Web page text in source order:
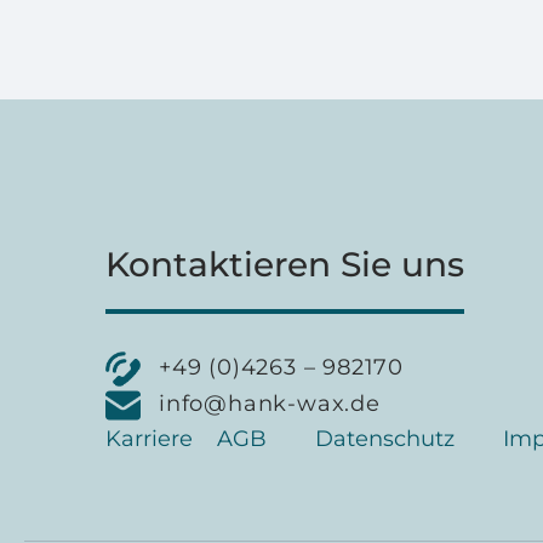
Kontaktieren Sie uns
+49 (0)4263 – 982170
info@hank-wax.de
Karriere
AGB Datenschutz